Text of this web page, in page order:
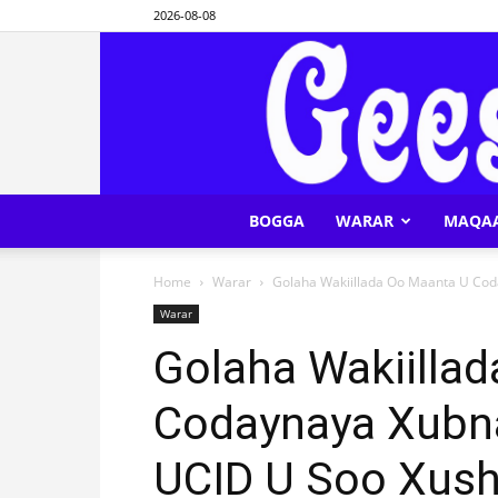
2026-08-08
BOGGA WARAR
Home Warar Golaha Wakiillada Oo Maanta U
Warar
Golaha
Codaynaya
UCID U Soo